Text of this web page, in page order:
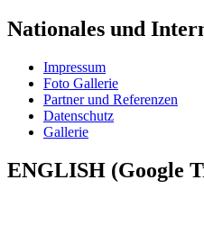
Nationales und
Impressum
Foto Gallerie
Partner und Referenzen
Datenschutz
Gallerie
ENGLISH (Google